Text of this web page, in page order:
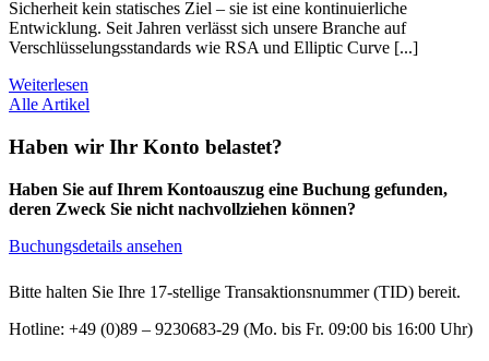
Sicherheit kein statisches Ziel – sie ist eine kontinuierliche
Entwicklung. Seit Jahren verlässt sich unsere Branche auf
Verschlüsselungsstandards wie RSA und Elliptic Curve [...]
Weiterlesen
Alle Artikel
Haben wir Ihr Konto belastet?
Haben Sie auf Ihrem Kontoauszug eine Buchung gefunden,
deren Zweck Sie nicht nachvollziehen können?
Buchungsdetails ansehen
Bitte halten Sie Ihre 17-stellige Transaktionsnummer (TID) bereit.
Hotline: +49 (0)89 – 9230683-29 (Mo. bis Fr. 09:00 bis 16:00 Uhr)